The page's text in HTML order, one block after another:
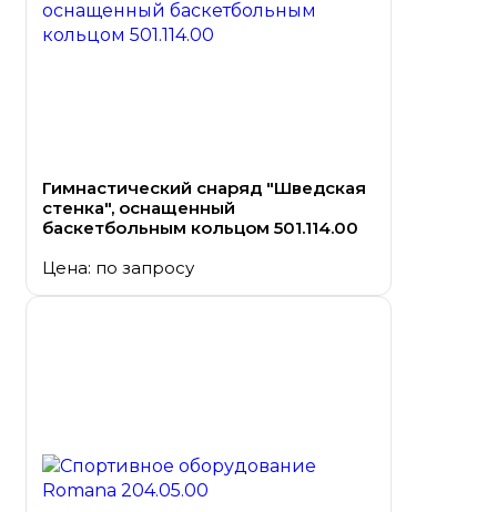
Гимнастический снаряд "Шведская
стенка", оснащенный
баскетбольным кольцом 501.114.00
Цена: по запросу